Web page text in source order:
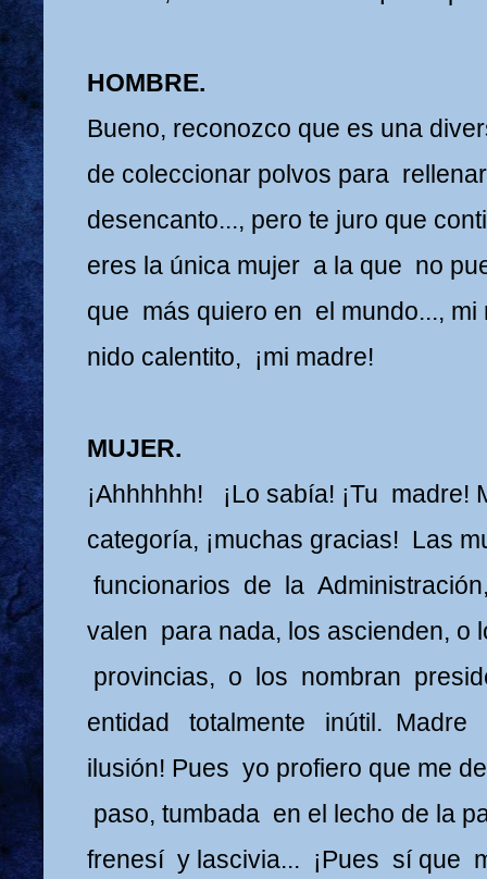
HOMBRE.
Bueno, reconozco que es una
de coleccionar polvos para
desencanto..., pero te juro que
eres la única mujer a la que no
que más quiero en el mundo...,
nido calentito, ¡mi madre!
MUJER.
¡Ahhhhhh! ¡Lo sabía! ¡Tu madre!
categoría, ¡muchas gracias! Las
funcionarios de la
valen para nada, los ascienden, o
provincias, o los nombran
entidad totalmente inútil. Madre
ilusión! Pues yo profiero que me
paso, tumbada en el lecho de la
frenesí y lascivia... ¡Pues sí que